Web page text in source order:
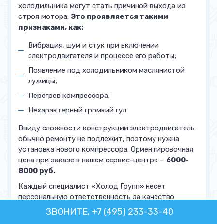
холодильника могут стать причиной выхода из
строя мотора. Это проявляется такими
признаками, как:
Вибрация, шум и стук при включении
электродвигателя и процессе его работы;
Появление под холодильником маслянистой
лужицы;
Перегрев компрессора;
Нехарактерный громкий гул.
Ввиду сложности конструкции электродвигатель
обычно ремонту не подлежит, поэтому нужна
установка нового компрессора. Ориентировочная
цена при заказе в нашем сервис-центре – 6000-
8000 руб.
Каждый специалист «Холод Групп» несет
персональную ответственность за качество
ремонта, поэтому мы абсолютно уверены в
профессионализме наших сотрудников. Звоните –
ЗВОНИТЕ, +7 (495) 233-33-40